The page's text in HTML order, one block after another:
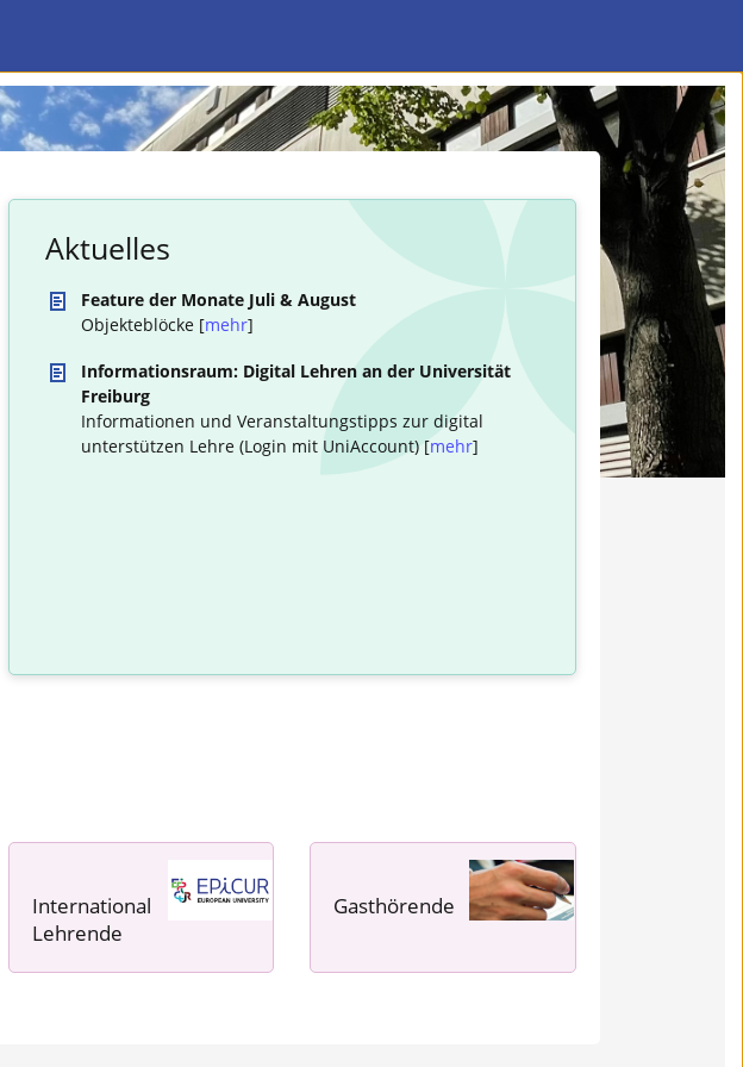
Aktuelles
Feature der Monate Juli & August
Objekteblöcke [mehr]
Informationsraum: Digital Lehren an der Universität
Freiburg
Informationen und Veranstaltungstipps zur digital
unterstützen Lehre (Login mit UniAccount) [mehr]
International
Lehrende
Gasthörende